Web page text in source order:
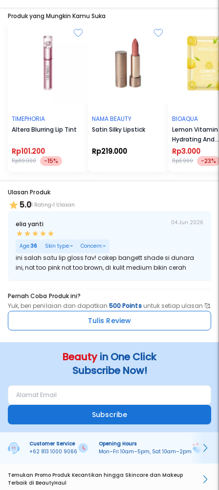
Produk yang Mungkin Kamu Suka
TIMEPHORIA
Altera Blurring Lip Tint
Rp101.200
Rp119.000 -15%
NAMA BEAUTY
Satin Silky Lipstick
Rp219.000
BIOAQUA
Lemon Vitamin
Hydrating And
Brightening
Mask
Rp3.000
Rp3.909 -23%
Ulasan Produk
5.01 Rating 1 Ulasan
elia yanti 04 Jun 2026
Age:36 Skin type:- Concern:-
ini salah satu lip gloss fav! cakep bangett shade si dunara
ini, not too pink not too brown, di kulit medium bikin cerah
Pernah Coba Produk ini?
Yuk, beri penilaian dan dapatkan500 Pointsuntuk setiap ulasan 🥰
Tulis Review
Beautyin One Click
Subscribe Now!
Subscribe
Customer Service
+62 813 1000 9066
Opening Hours
Mon–Fri 10am–5pm, Sat 10am–2pm
Temukan Promo Produk Kecantikan hingga Skincare dan Makeup
Terbaik di BeautyHaul